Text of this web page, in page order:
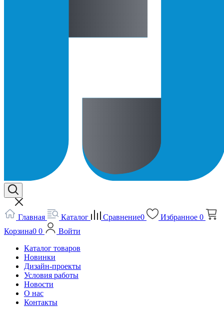
Главная Каталог Сравнение0 Избранное 0
Корзина0 0
Войти
Каталог товаров
Новинки
Дизайн-проекты
Условия работы
Новости
О нас
Контакты